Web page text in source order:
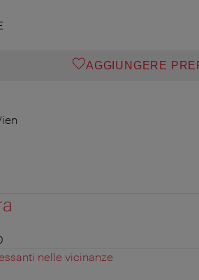
AGGIUNGERE
nelle vicinanze